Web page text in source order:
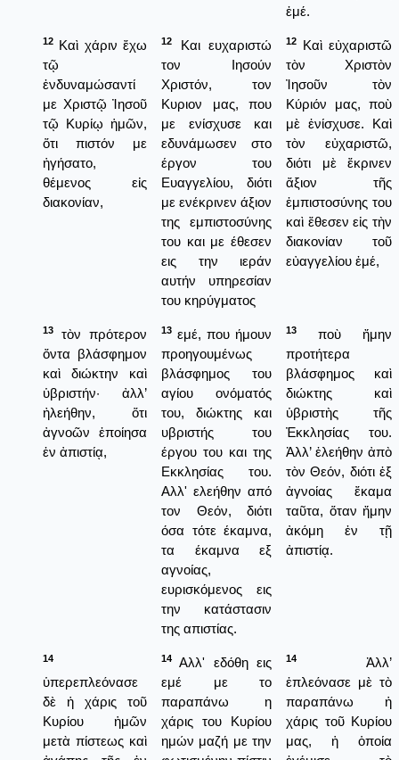
ἐμέ.
12 Καὶ χάριν ἔχω
τῷ
ἐνδυναμώσαντί
με Χριστῷ Ἰησοῦ
τῷ Κυρίῳ ἡμῶν,
ὅτι πιστόν με
ἡγήσατο,
θέμενος εἰς
διακονίαν,
12
Και ευχαριστώ
τον Ιησούν
Χριστόν, τον
Κυριον μας, που
με ενίσχυσε και
εδυνάμωσεν στο
έργον του
Ευαγγελίου, διότι
με ενέκρινεν άξιον
της εμπιστοσύνης
του και με έθεσεν
εις την ιεράν
αυτήν υπηρεσίαν
του κηρύγματος
12
Καὶ εὐχαριστῶ
τὸν Χριστὸν
Ἰησοῦν τὸν
Κύριόν μας, ποὺ
μὲ ἐνίσχυσε. Καὶ
τὸν εὐχαριστῶ,
διότι μὲ ἔκρινεν
ἄξιον τῆς
ἐμπιστοσύνης του
καὶ ἔθεσεν εἰς τὴν
διακονίαν τοῦ
εὐαγγελίου ἐμέ,
13
τὸν πρότερον
ὄντα βλάσφημον
καὶ διώκτην καὶ
ὑβριστήν· ἀλλ’
ἠλεήθην, ὅτι
ἀγνοῶν ἐποίησα
ἐν ἀπιστίᾳ,
13 εμέ, που ήμουν
προηγουμένως
βλάσφημος του
αγίου ονόματός
του, διώκτης και
υβριστής του
έργου του και της
Εκκλησίας του.
Αλλ' ελεήθην από
τον Θεόν, διότι
όσα τότε έκαμνα,
τα έκαμνα εξ
αγνοίας,
ευρισκόμενος εις
την κατάστασιν
της απιστίας.
13
ποὺ ἤμην
προτήτερα
βλάσφημος καὶ
διώκτης καὶ
ὑβριστὴς τῆς
Ἐκκλησίας του.
Ἀλλ’ ἐλεήθην ἀπὸ
τὸν Θεόν, διότι ἐξ
ἀγνοίας ἔκαμα
ταῦτα, ὅταν ἤμην
ἀκόμη ἐν τῇ
ἀπιστίᾳ.
14
ὑπερεπλεόνασε
δὲ ἡ χάρις τοῦ
Κυρίου ἡμῶν
μετὰ πίστεως καὶ
14
Αλλ' εδόθη εις
εμέ με το
παραπάνω η
χάρις του Κυρίου
ημών μαζή με την
14
Ἀλλ’
ἐπλεόνασε μὲ τὸ
παραπάνω ἡ
χάρις τοῦ Κυρίου
μας, ἡ ὁποία